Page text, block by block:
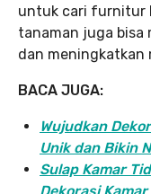
untuk cari furnitur
tanaman juga bisa
dan meningkatkan
BACA JUGA:
Wujudkan
Unik dan Bikin
Sulap Kamar